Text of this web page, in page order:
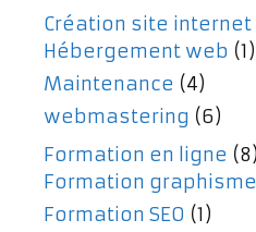
Création site internet
Hébergement web (1)
Maintenance (4)
webmastering (6)
Formation en ligne (8)
Formation graphisme
Formation SEO (1)